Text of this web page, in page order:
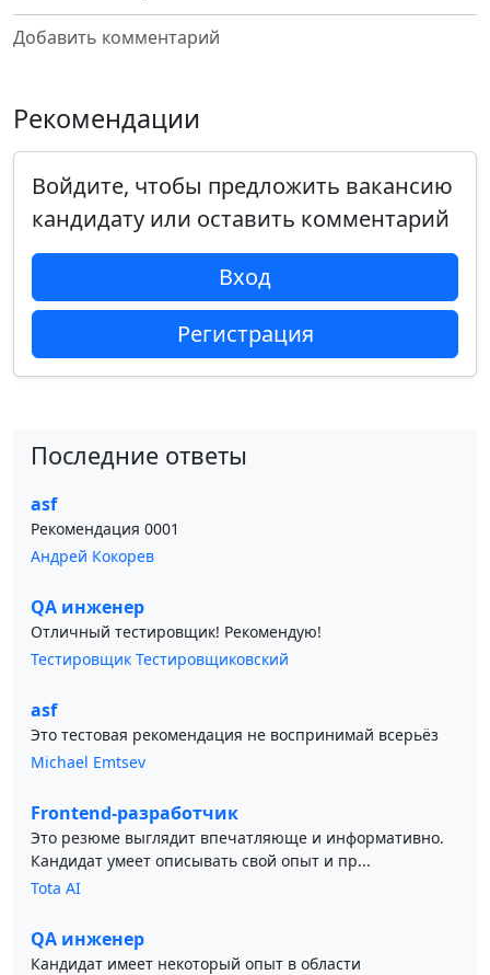
Добавить комментарий
Рекомендации
Войдите, чтобы предложить вакансию
кандидату или оставить комментарий
Вход
Регистрация
Последние ответы
asf
Рекомендация 0001
Андрей Кокорев
QA инженер
Отличный тестировщик! Рекомендую!
Тестировщик Тестировщиковский
asf
Это тестовая рекомендация не воспринимай всерьёз
Michael Emtsev
Frontend-разработчик
Это резюме выглядит впечатляюще и информативно.
Кандидат умеет описывать свой опыт и пр...
Tota AI
QA инженер
Кандидат имеет некоторый опыт в области